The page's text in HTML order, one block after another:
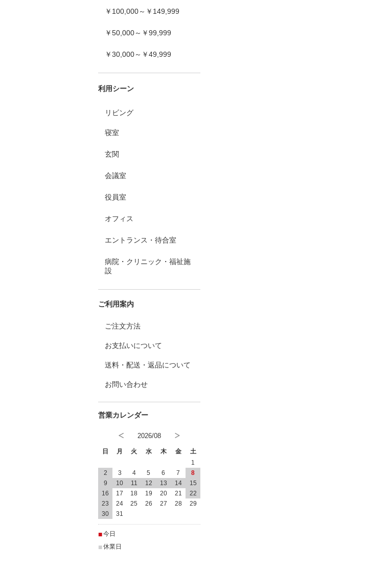
￥100,000～￥149,999
￥50,000～￥99,999
￥30,000～￥49,999
利用シーン
リビング
寝室
玄関
会議室
役員室
オフィス
エントランス・待合室
病院・クリニック・福祉施
設
ご利用案内
ご注文方法
お支払いについて
送料・配送・返品について
お問い合わせ
2026/08
日 月 火 水 木 金
土
1
2
3 4 5 6 7
8
9
10 11 12 13 14
15
16
17 18 19 20 21
22
23
24 25 26 27 28
29
30
31
■今日
■休業日